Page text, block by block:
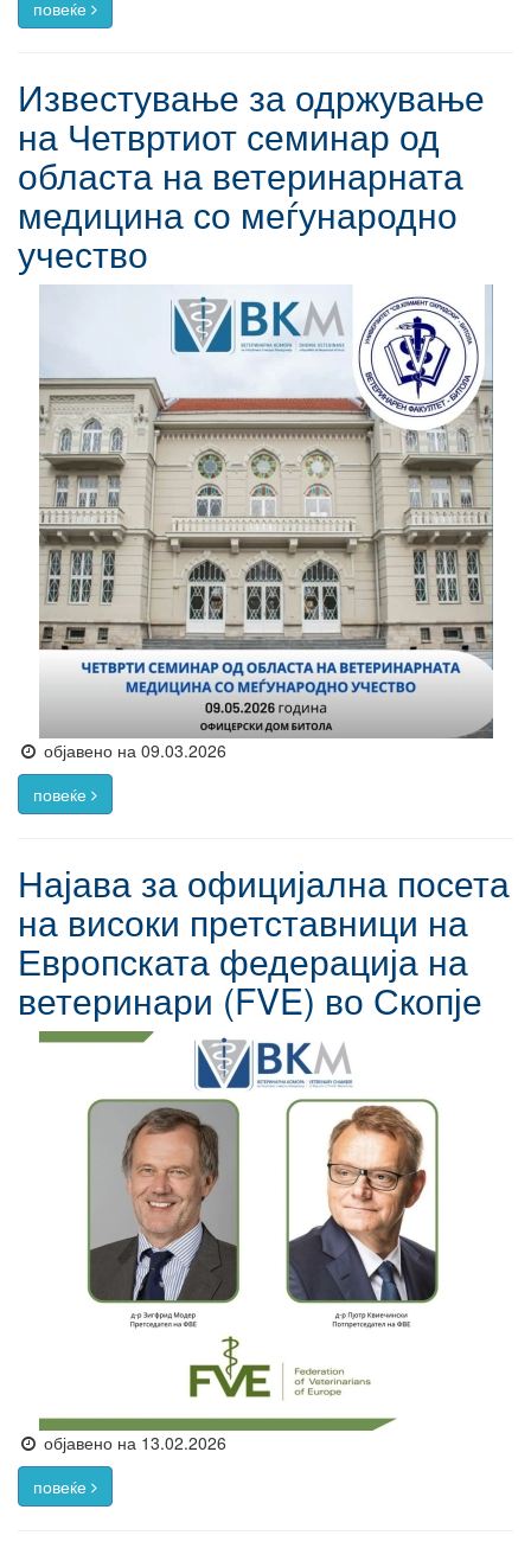
повеќе
Известување за одржување
на Четвртиот семинар од
областа на ветеринарната
медицина со меѓународно
учество
објавено на 09.03.2026
повеќе
Најава за официјална посета
на високи претставници на
Европската федерација на
ветеринари (FVE) во Скопје
објавено на 13.02.2026
повеќе